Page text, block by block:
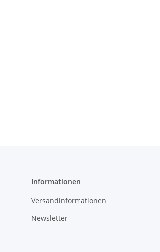
Informationen
Versandinformationen
Newsletter